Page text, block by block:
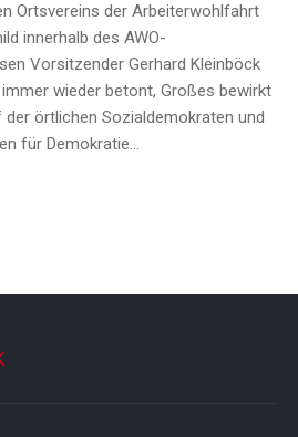
Ortsvereins der Arbeiterwohlfahrt
innerhalb des AWO-
Vorsitzender Gerhard Kleinböck
immer wieder betont, Großes bewirkt
örtlichen Sozialdemokraten und
für Demokratie…